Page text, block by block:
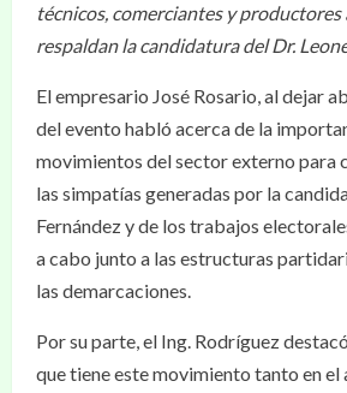
técnicos, comerciantes y
respaldan la candidatura del Dr.
El empresario José Rosario, al dejar
del evento habló acerca de la
movimientos del sector externo para
las simpatías generadas por la
Fernández y de los trabajos
a cabo junto a las estructuras
las demarcaciones.
Por su parte, el Ing. Rodríguez
que tiene este movimiento tanto en el